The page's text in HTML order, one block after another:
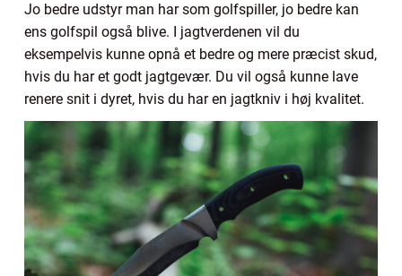
Jo bedre udstyr man har som golfspiller, jo bedre kan
ens golfspil også blive. I jagtverdenen vil du
eksempelvis kunne opnå et bedre og mere præcist skud,
hvis du har et godt jagtgevær. Du vil også kunne lave
renere snit i dyret, hvis du har en jagtkniv i høj kvalitet.